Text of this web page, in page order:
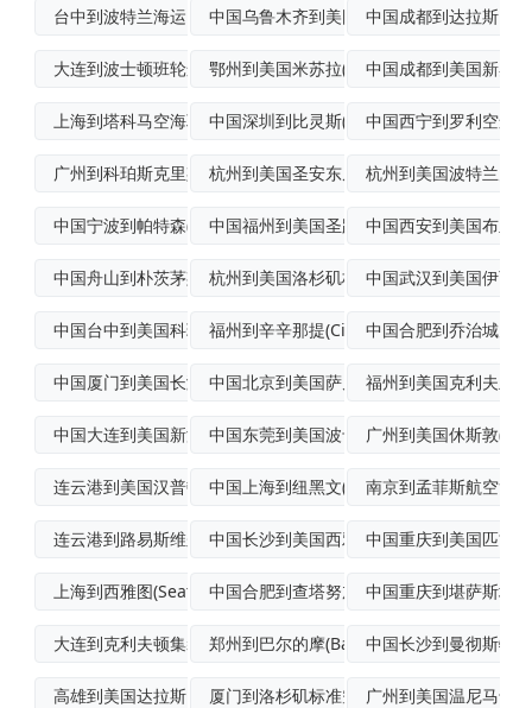
台中到波特兰海运 中国乌鲁木齐到美国萨凡纳(Savanna
中国成都到达拉斯国
大连到波士顿班轮运输鄂州到美国米苏拉(Missoula)飞机
中国成都到美国新奥
上海到塔科马空海联运中国深圳到比灵斯(Billings)标准
中国西宁到罗利空运
广州到科珀斯克里斯蒂空海联运杭州到美国圣安东尼奥(SanAntoni
杭州到美国波特兰空
中国宁波到帕特森(Paterson)跨境中国福州到美国圣路易斯空运物流专线
中国西安到美国布里
中国舟山到朴茨茅斯(Portsmouth杭州到美国洛杉矶标准空运中国武汉到美国伊丽
中国台中到美国科珀斯克里斯蒂船运福州到辛辛那提(Cincinnati)普中国合肥到乔治城空
中国厦门到美国长滩海上运输中国北京到美国萨凡纳拼货空运福州到美国克利夫兰
中国大连到美国新泽西海上运输中国东莞到美国波卡特洛空运门到门专线
广州到美国休斯敦
连云港到美国汉普顿空海联运中国上海到纽黑文(NewHaven)国际
南京到孟菲斯航空货运
连云港到路易斯维尔(Louisville中国长沙到美国西雅图国际空运专线
中国重庆到美国匹兹
上海到西雅图(Seattle)国际多式联中国合肥到查塔努加国际空运中国重庆到堪萨斯城
大连到克利夫顿集装箱运输郑州到巴尔的摩(Baltimore)航空
中国长沙到曼彻斯特
高雄到美国达拉斯门到门海运厦门到洛杉矶标准空运广州到美国温尼马卡